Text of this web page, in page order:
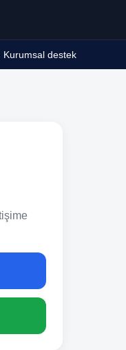
Kurumsal destek